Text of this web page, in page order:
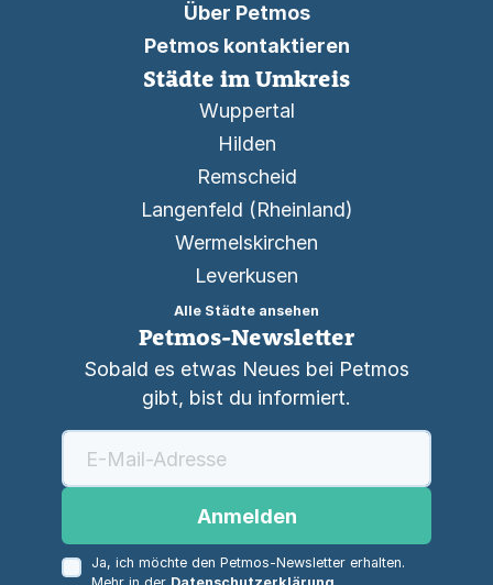
Über Petmos
Petmos kontaktieren
Städte im Umkreis
Wuppertal
Hilden
Remscheid
Langenfeld (Rheinland)
Wermelskirchen
Leverkusen
Alle Städte ansehen
Petmos-Newsletter
Sobald es etwas Neues bei Petmos
gibt, bist du informiert.
Anmelden
Ja, ich möchte den Petmos-Newsletter erhalten.